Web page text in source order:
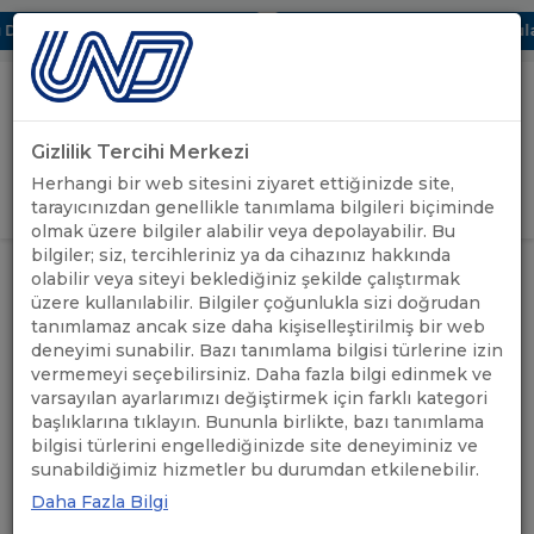
UBAK Bölümü Hakkında UND, Yunanistan Vize
Uluslararası Nakliyeciler Derneği
GİRİŞ YAP
ANASAYFA /
ÖNEMLİ
DUYURULAR
/
POLONYA: GİYİM VE AYAKKABI
ÜRÜNLERİNİN SENT SİSTEMİ
KAPSAMINDA BİLDİRİMİN
GERÇEKLEŞTİRİLMESİ HAKKINDA
BİLGİLENDİRME
POLONYA: GİYİM VE
AYAKKABI ÜRÜNLERİNİN
SENT SİSTEMİ KAPSAMINDA
Gizlilik Tercihi Merkezi
Herhangi bir web sitesini ziyaret ettiğinizde site,
tarayıcınızdan genellikle tanımlama bilgileri biçiminde
olmak üzere bilgiler alabilir veya depolayabilir. Bu
bilgiler; siz, tercihleriniz ya da cihazınız hakkında
olabilir veya siteyi beklediğiniz şekilde çalıştırmak
üzere kullanılabilir. Bilgiler çoğunlukla sizi doğrudan
tanımlamaz ancak size daha kişiselleştirilmiş bir web
deneyimi sunabilir. Bazı tanımlama bilgisi türlerine izin
vermemeyi seçebilirsiniz. Daha fazla bilgi edinmek ve
varsayılan ayarlarımızı değiştirmek için farklı kategori
başlıklarına tıklayın. Bununla birlikte, bazı tanımlama
bilgisi türlerini engellediğinizde site deneyiminiz ve
sunabildiğimiz hizmetler bu durumdan etkilenebilir.
Daha Fazla Bilgi